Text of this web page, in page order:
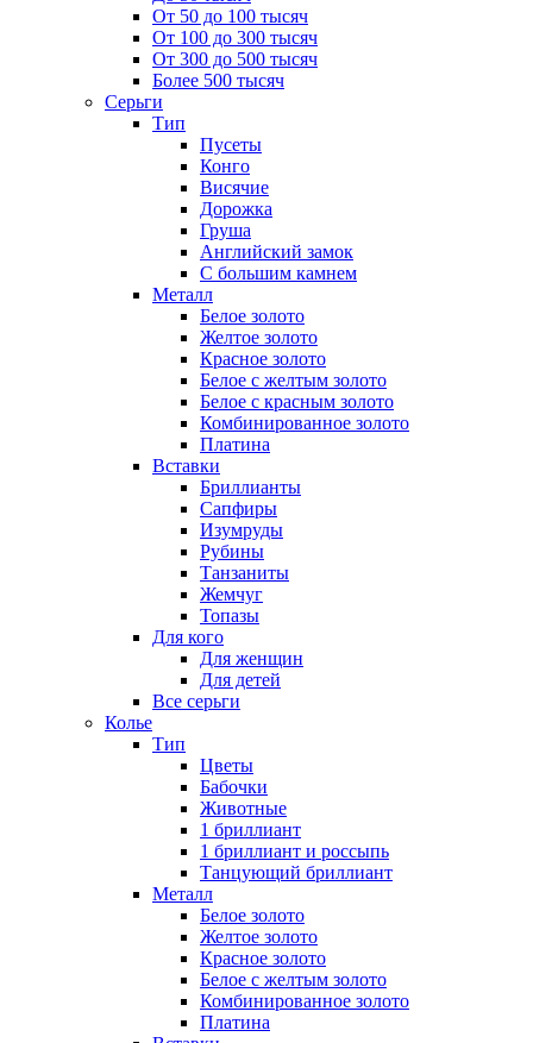
От 50 до 100 тысяч
От 100 до 300 тысяч
От 300 до 500 тысяч
Более 500 тысяч
Серьги
Тип
Пусеты
Конго
Висячие
Дорожка
Груша
Английский замок
С большим камнем
Металл
Белое золото
Желтое золото
Красное золото
Белое с желтым золото
Белое с красным золото
Комбинированное золото
Платина
Вставки
Бриллианты
Сапфиры
Изумруды
Рубины
Танзаниты
Жемчуг
Топазы
Для кого
Для женщин
Для детей
Все серьги
Колье
Тип
Цветы
Бабочки
Животные
1 бриллиант
1 бриллиант и россыпь
Танцующий бриллиант
Металл
Белое золото
Желтое золото
Красное золото
Белое с желтым золото
Комбинированное золото
Платина